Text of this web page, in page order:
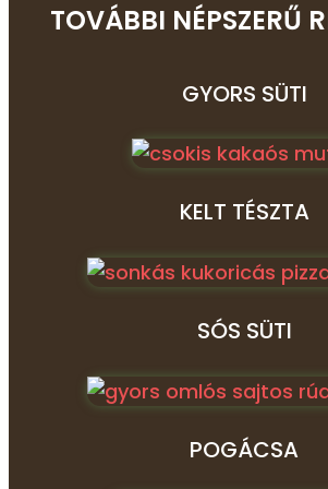
TOVÁBBI NÉPSZERŰ
GYORS SÜTI
KELT TÉSZTA
SÓS SÜTI
POGÁCSA